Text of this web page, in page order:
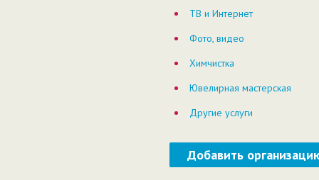
ТВ и Интернет
Фото, видео
Химчистка
Ювелирная мастерская
Другие услуги
Добавить